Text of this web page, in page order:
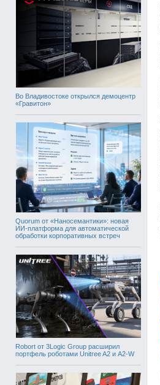
Во Владивостоке открылся демоцентр
«Гравитон»
Quorum от «Наносемантики»: новая
ИИ-платформа для автоматической
обработки корпоративных встреч
Robort от 3Logic Group расширил
портфель роботами Unitree A2 и A2-W